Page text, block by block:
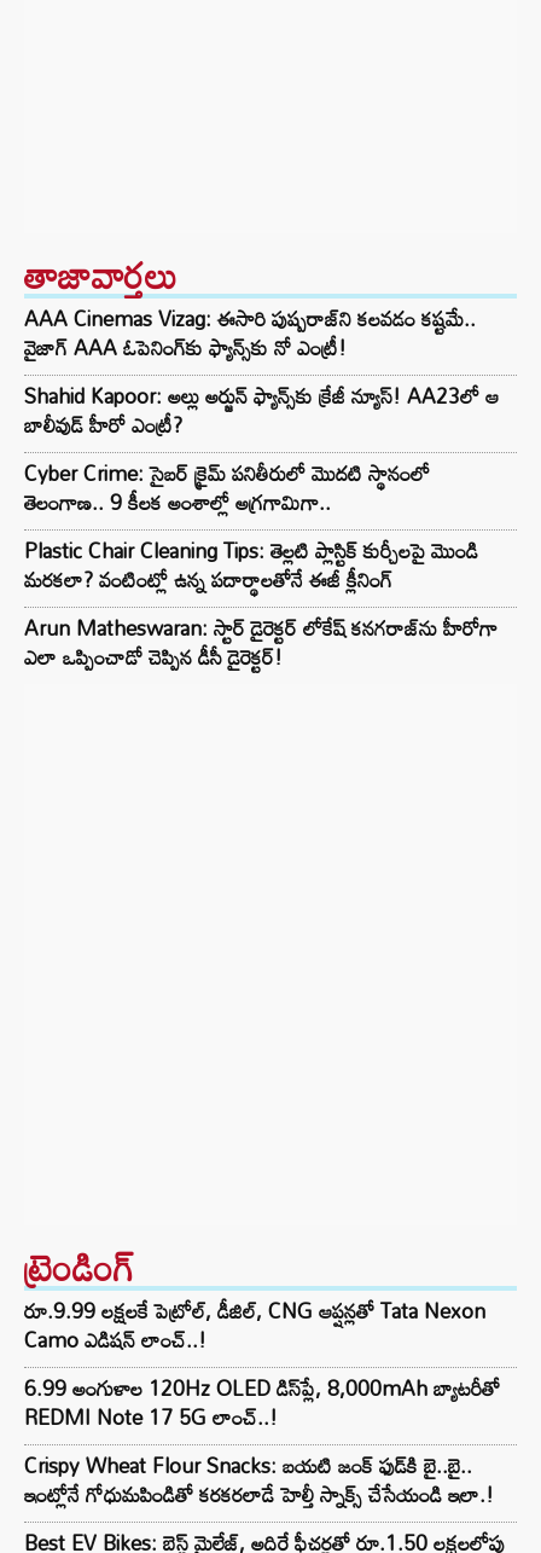
తాజావార్తలు
AAA Cinemas Vizag: ఈసారి పుష్పరాజ్‌ని కలవడం కష్టమే..
వైజాగ్ AAA ఓపెనింగ్‌కు ఫ్యాన్స్‌కు నో ఎంట్రీ!
Shahid Kapoor: అల్లు అర్జున్ ఫ్యాన్స్‌కు క్రేజీ న్యూస్! AA23లో ఆ
బాలీవుడ్ హీరో ఎంట్రీ?
Cyber Crime: సైబర్ క్రైమ్ పనితీరులో మొదటి స్థానంలో
తెలంగాణ.. 9 కీలక అంశాల్లో అగ్రగామిగా..
Plastic Chair Cleaning Tips: తెల్లటి ప్లాస్టిక్ కుర్చీలపై మొండి
మరకలా? వంటింట్లో ఉన్న పదార్థాలతోనే ఈజీ క్లీనింగ్
Arun Matheswaran: స్టార్ డైరెక్టర్ లోకేష్ కనగరాజ్‌ను హీరోగా
ఎలా ఒప్పించాడో చెప్పిన డీసీ డైరెక్టర్!
ట్రెండింగ్‌
రూ.9.99 లక్షలకే పెట్రోల్, డీజిల్, CNG ఆప్షన్లతో Tata Nexon
Camo ఎడిషన్ లాంచ్..!
6.99 అంగుళాల 120Hz OLED డిస్‌ప్లే, 8,000mAh బ్యాటరీతో
REDMI Note 17 5G లాంచ్..!
Crispy Wheat Flour Snacks: బయటి జంక్ ఫుడ్‌కి బై..బై..
ఇంట్లోనే గోధుమపిండితో కరకరలాడే హెల్తీ స్నాక్స్ చేసేయండి ఇలా.!
Best EV Bikes: బెస్ట్ మైలేజ్, అదిరే ఫీచర్లతో రూ.1.50 లక్షలలోపు